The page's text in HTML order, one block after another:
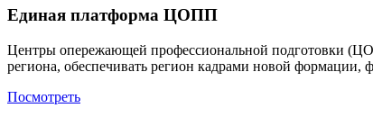
Единая платформа ЦОПП
Центры опережающей профессиональной подготовки
региона, обеспечивать регион кадрами новой формации,
Посмотреть